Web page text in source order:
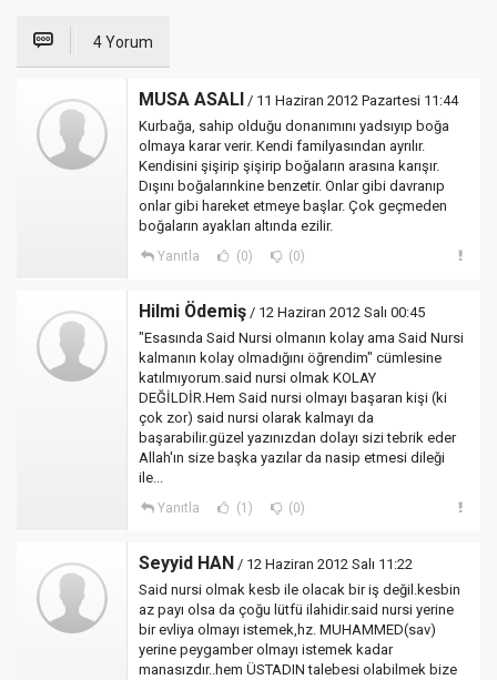
4 Yorum
MUSA ASALI / 11 Haziran 2012 Pazartesi 11:44
Kurbağa, sahip olduğu donanımını yadsıyıp boğa
olmaya karar verir. Kendi familyasından ayrılır.
Kendisini şişirip şişirip boğaların arasına karışır.
Dışını boğalarınkine benzetir. Onlar gibi davranıp
onlar gibi hareket etmeye başlar. Çok geçmeden
boğaların ayakları altında ezilir.
Yanıtla (0) (0)
Hilmi Ödemiş / 12 Haziran 2012 Salı 00:45
"Esasında Said Nursi olmanın kolay ama Said Nursi
kalmanın kolay olmadığını öğrendim" cümlesine
katılmıyorum.said nursi olmak KOLAY
DEĞİLDİR.Hem Said nursi olmayı başaran kişi (ki
çok zor) said nursi olarak kalmayı da
başarabilir.güzel yazınızdan dolayı sizi tebrik eder
Allah'ın size başka yazılar da nasip etmesi dileği
ile...
Yanıtla (1) (0)
Seyyid HAN / 12 Haziran 2012 Salı 11:22
Said nursi olmak kesb ile olacak bir iş değil.kesbin
az payı olsa da çoğu lütfü ilahidir.said nursi yerine
bir evliya olmayı istemek,hz. MUHAMMED(sav)
yerine peygamber olmayı istemek kadar
manasızdır..hem ÜSTADIN talebesi olabilmek bize